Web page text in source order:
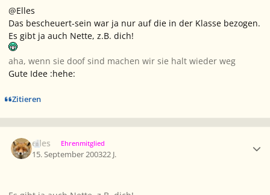
@Elles
Das bescheuert-sein war ja nur auf die in der Klasse bezogen.
Es gibt ja auch Nette, z.B. dich!
aha, wenn sie doof sind machen wir sie halt wieder weg
Gute Idee :hehe:
Zitieren
elles Ehrenmitglied
15. September 200322 J.